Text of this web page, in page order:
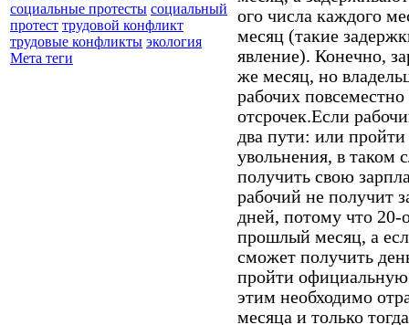
социальные протесты социальный
протест трудовой конфликт
трудовые конфликты экология
Мета теги
ого числа каждого
месяц (такие
явление). Конечно,
же месяц, но
рабочих
отсрочек.Если
два пути: или
увольнения, в таком
получить свою
рабочий не получит
дней, потому что 20-
прошлый месяц, а
сможет получить
пройти официальную
этим необходимо
месяца и только